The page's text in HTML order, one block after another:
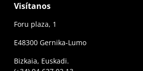
Visítanos
Foru plaza, 1
E48300 Gernika-Lumo
Bizkaia, Euskadi.